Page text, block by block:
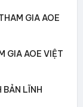
GIA AOE
GIA AOE VIỆT
LĨNH